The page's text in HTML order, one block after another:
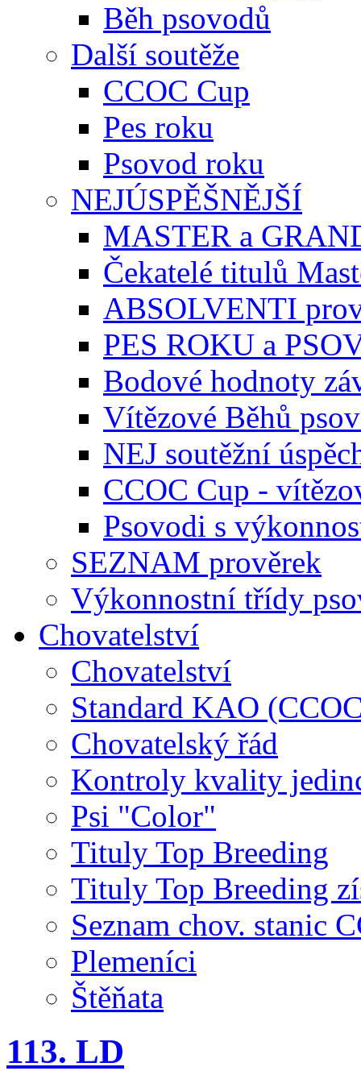
Běh psovodů
Další soutěže
CCOC Cup
Pes roku
Psovod roku
NEJÚSPĚŠNĚJŠÍ
MASTER a
Čekatelé titulů
ABSOLVENTI
PES ROKU a
Bodové hodnoty
Vítězové Běhů
NEJ soutěžní
CCOC Cup -
Psovodi s
SEZNAM prověrek
Výkonnostní třídy
Chovatelství
Chovatelství
Standard KAO
Chovatelský řád
Kontroly kvality
Psi "Color"
Tituly Top Breeding
Tituly Top Breeding
Seznam chov. stanic
Plemeníci
Štěňata
113. LD